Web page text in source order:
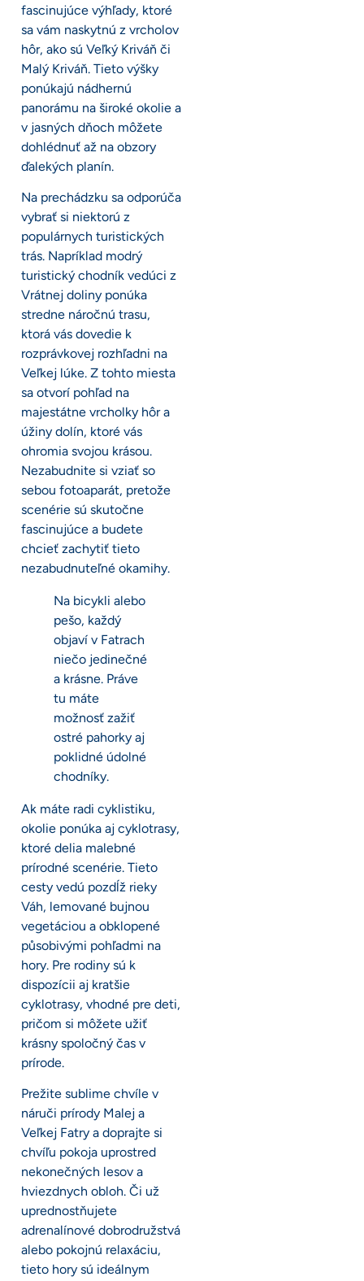
fascinujúce výhľady, ktoré
sa vám naskytnú z vrcholov
hôr, ako sú Veľký Kriváň či
Malý Kriváň. Tieto výšky
ponúkajú nádhernú
panorámu na široké okolie a
v jasných dňoch môžete
dohlédnuť až na obzory
ďalekých planín.
Na prechádzku sa odporúča
vybrať si niektorú z
populárnych turistických
trás. Napríklad modrý
turistický chodník vedúci z
Vrátnej doliny ponúka
stredne náročnú trasu,
ktorá vás dovedie k
rozprávkovej rozhľadni na
Veľkej lúke. Z tohto miesta
sa otvorí pohľad na
majestátne vrcholky hôr a
úžiny dolín, ktoré vás
ohromia svojou krásou.
Nezabudnite si vziať so
sebou fotoaparát, pretože
scenérie sú skutočne
fascinujúce a budete
chcieť zachytiť tieto
nezabudnuteľné okamihy.
Na bicykli alebo
pešo, každý
objaví v Fatrach
niečo jedinečné
a krásne. Práve
tu máte
možnosť zažiť
ostré pahorky aj
poklidné údolné
chodníky.
Ak máte radi cyklistiku,
okolie ponúka aj cyklotrasy,
ktoré delia malebné
prírodné scenérie. Tieto
cesty vedú pozdĺž rieky
Váh, lemované bujnou
vegetáciou a obklopené
působivými pohľadmi na
hory. Pre rodiny sú k
dispozícii aj kratšie
cyklotrasy, vhodné pre deti,
pričom si môžete užiť
krásny spoločný čas v
prírode.
Prežite sublime chvíle v
náruči prírody Malej a
Veľkej Fatry a doprajte si
chvíľu pokoja uprostred
nekonečných lesov a
hviezdnych obloh. Či už
uprednostňujete
adrenalínové dobrodružstvá
alebo pokojnú relaxáciu,
tieto hory sú ideálnym